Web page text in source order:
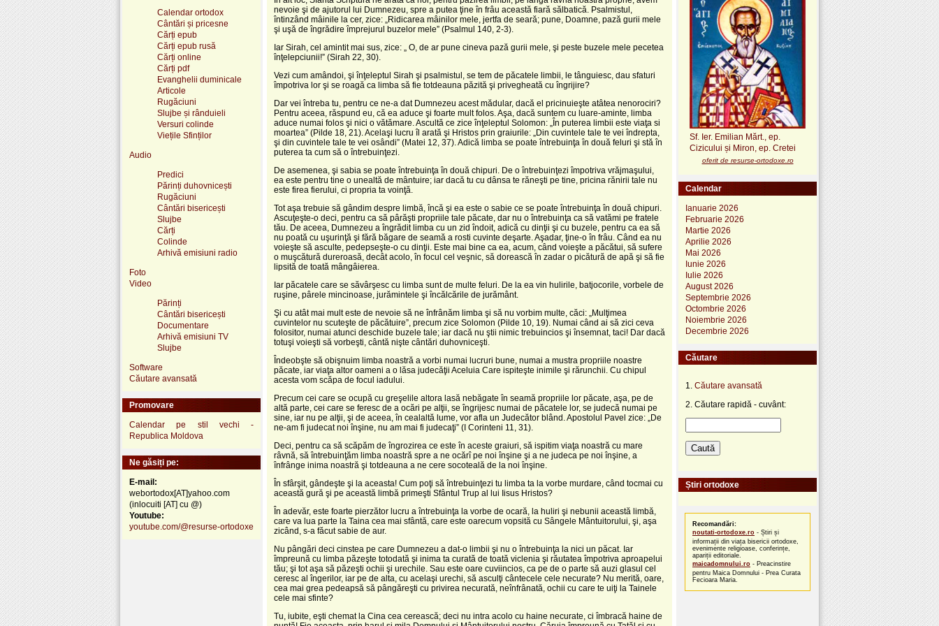
nevoie şi de ajutorul lui Dumnezeu, spre a putea ţine în frâu această fiară sălbatică. Psalmistul,
întinzând mâinile la cer, zice: „Ridicarea mâinilor mele, jertfa de seară; pune, Doamne, pază gurii mele
şi uşă de îngrădire împrejurul buzelor mele” (Psalmul 140, 2-3).
Iar Sirah, cel amintit mai sus, zice: „ O, de ar pune cineva pază gurii mele, şi peste buzele mele pecetea
înţelepciunii!” (Sirah 22, 30).
Vezi cum amândoi, şi înţeleptul Sirah şi psalmistul, se tem de păcatele limbii, le tânguiesc, dau sfaturi
împotriva lor şi se roagă ca limba să fie totdeauna păzită şi privegheată cu îngrijire?
Dar vei întreba tu, pentru ce ne-a dat Dumnezeu acest mădular, dacă el pricinuieşte atâtea nenorociri?
Pentru aceea, răspund eu, că ea aduce şi foarte mult folos. Aşa, dacă suntem cu luare-aminte, limba
aduce numai folos şi nici o vătămare. Ascultă ce zice înţeleptul Solomon: „În puterea limbii este viaţa si
moartea” (Pilde 18, 21). Acelaşi lucru îl arată şi Hristos prin graiurile: „Din cuvintele tale te vei îndrepta,
şi din cuvintele tale te vei osândi” (Matei 12, 37). Adică limba se poate întrebuinţa în două feluri şi stă în
puterea ta cum să o întrebuinţezi.
De asemenea, şi sabia se poate întrebuinţa în două chipuri. De o întrebuinţezi împotriva vrăjmaşului,
ea este pentru tine o unealtă de mântuire; iar dacă tu cu dânsa te răneşti pe tine, pricina rănirii tale nu
este firea fierului, ci propria ta voinţă.
Tot aşa trebuie să gândim despre limbă, încă şi ea este o sabie ce se poate întrebuinţa în două chipuri.
Ascuţeşte-o deci, pentru ca să pârăşti propriile tale păcate, dar nu o întrebuinţa ca să vatămi pe fratele
tău. De aceea, Dumnezeu a îngrădit limba cu un zid îndoit, adică cu dinţii şi cu buzele, pentru ca ea să
nu poată cu uşurinţă şi fără băgare de seamă a rosti cuvinte deşarte. Aşadar, ţine-o în frâu. Când ea nu
voieşte să asculte, pedepseşte-o cu dinţii. Este mai bine ca ea, acum, când voieşte a păcătui, să sufere
o muşcătură dureroasă, decât acolo, în focul cel veşnic, să dorească în zadar o picătură de apă şi să fie
lipsită de toată mângâierea.
Iar păcatele care se săvârşesc cu limba sunt de multe feluri. De la ea vin hulirile, batjocorile, vorbele de
ruşine, pârele mincinoase, jurămintele şi încălcările de jurământ.
Şi cu atât mai mult este de nevoie să ne înfrânăm limba şi să nu vorbim multe, căci: „Mulţimea
cuvintelor nu scuteşte de păcătuire”, precum zice Solomon (Pilde 10, 19). Numai când ai să zici ceva
folositor, numai atunci deschide buzele tale; iar dacă nu ştii nimic trebuincios şi însemnat, taci! Dar dacă
totuşi voieşti să vorbeşti, cântă nişte cântări duhovniceşti.
Îndeobşte să obişnuim limba noastră a vorbi numai lucruri bune, numai a mustra propriile noastre
păcate, iar viaţa altor oameni a o lăsa judecăţii Aceluia Care ispiteşte inimile şi rărunchii. Cu chipul
acesta vom scăpa de focul iadului.
Precum cei care se ocupă cu greşelile altora lasă nebăgate în seamă propriile lor păcate, aşa, pe de
altă parte, cei care se feresc de a ocări pe alţii, se îngrijesc numai de păcatele lor, se judecă numai pe
sine, iar nu pe alţii, şi de aceea, în cealaltă lume, vor afla un Judecător blând. Apostolul Pavel zice: „De
ne-am fi judecat noi înşine, nu am mai fi judecaţi” (I Corinteni 11, 31).
Deci, pentru ca să scăpăm de îngrozirea ce este în aceste graiuri, să ispitim viaţa noastră cu mare
râvnă, să întrebuinţăm limba noastră spre a ne ocărî pe noi înşine şi a ne judeca pe noi înşine, a
înfrânge inima noastră şi totdeauna a ne cere socoteală de la noi înşine.
În sfârşit, gândeşte şi la aceasta! Cum poţi să întrebuinţezi tu limba ta la vorbe murdare, când tocmai cu
această gură şi pe această limbă primeşti Sfântul Trup al lui Iisus Hristos?
În adevăr, este foarte pierzător lucru a întrebuinţa la vorbe de ocară, la huliri şi nebunii această limbă,
care va lua parte la Taina cea mai sfântă, care este oarecum vopsită cu Sângele Mântuitorului, şi, aşa
zicând, s-a făcut sabie de aur.
Nu pângări deci cinstea pe care Dumnezeu a dat-o limbii şi nu o întrebuinţa la nici un păcat. Iar
împreună cu limba păzeşte totodată şi inima ta curată de toată viclenia şi răutatea împotriva aproapelui
tău; şi tot aşa să păzeşti ochii şi urechile. Sau este oare cuviincios, ca pe de o parte să auzi glasul cel
ceresc al îngerilor, iar pe de alta, cu acelaşi urechi, să asculţi cântecele cele necurate? Nu merită, oare,
cea mai grea pedeapsă să pângăreşti cu privirea necurată, neînfrânată, ochii cu care te uiţi la Tainele
cele mai sfinte?
Tu, iubite, eşti chemat la Cina cea cerească; deci nu intra acolo cu haine necurate, ci îmbracă haine de
Calendar ortodox
Cântări și pricesne
Cărți epub
Cărți epub rusă
Cărți online
Cărți pdf
Evanghelii duminicale
Articole
Rugăciuni
Slujbe și rânduieli
Versuri colinde
Viețile Sfinților
Audio
Predici
Părinți duhovnicești
Rugăciuni
Cântări bisericești
Slujbe
Cărți
Colinde
Arhivă emisiuni radio
Foto
Video
Părinți
Cântări bisericești
Documentare
Arhivă emisiuni TV
Slujbe
Software
Căutare avansată
Promovare
Calendar pe stil vechi -
Republica Moldova
Ne găsiți pe:
E-mail:
webortodox[AT]yahoo.com
(inlocuiti [AT] cu @)
Youtube:
youtube.com/@resurse-ortodoxe
Sf. Ier. Emilian Mărt., ep.
Cizicului și Miron, ep. Cretei
oferit de resurse-ortodoxe.ro
Calendar
Ianuarie 2026
Februarie 2026
Martie 2026
Aprilie 2026
Mai 2026
Iunie 2026
Iulie 2026
August 2026
Septembrie 2026
Octombrie 2026
Noiembrie 2026
Decembrie 2026
Căutare
1. Căutare avansată
2. Căutare rapidă - cuvânt:
Știri ortodoxe
Recomandări:
noutati-ortodoxe.ro - Știri și
informații din viața bisericii ortodoxe,
evenimente religioase, conferințe,
apariții editoriale.
maicadomnului.ro - Preacinstire
pentru Maica Domnului - Prea Curata
Fecioara Maria.